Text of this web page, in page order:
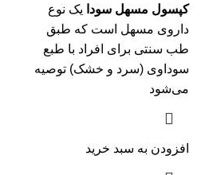
کپسول مسهل سودا یک نوع
داروی مسهل است که طبق
طب سنتی برای افراد با طبع
سوداوی (سرد و خشک) توصیه
می‌شود
افزودن به سبد خرید